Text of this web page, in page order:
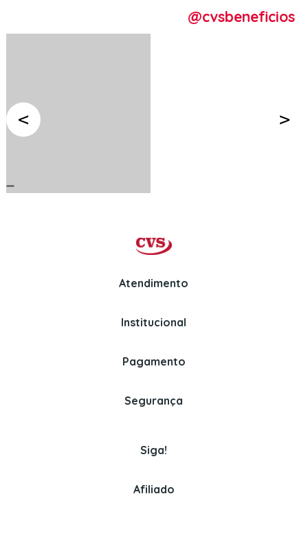
@cvsbeneficios
Atendimento
Whatsapp
(11) 3382-2150
Institucional
Perguntas Frequentes
Pagamento
Segurança
Siga!
Afiliado